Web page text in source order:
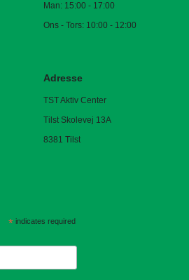
Man: 15:00 - 17:00
Ons - Tors: 10:00 - 12:00
Adresse
TST Aktiv Center
Tilst Skolevej 13A
8381 Tilst
*indicates required